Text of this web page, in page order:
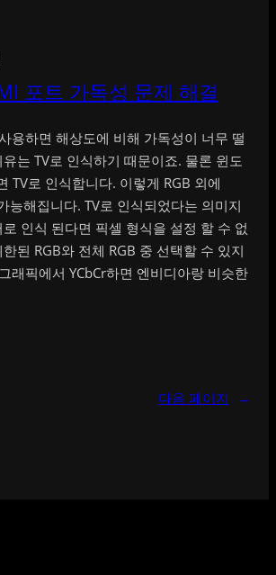
포트 가독성 문제 해결
용하면 해상도에 비해 가독성이 너무 떨
는 TV로 인식하기 때문이죠. 물론 윈도
TV로 인식합니다. 이렇게 RGB 외에
능해집니다. TV로 인식되었다는 의미지
인식 된다면 픽셀 형식을 설정 할 수 없
된 RGB와 전체 RGB 중 선택할 수 있지
래픽에서 YCbCr하면 엔비디아랑 비슷한
다음 페이지 →